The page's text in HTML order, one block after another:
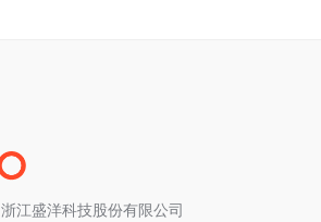
浙江盛洋科技股份有限公司